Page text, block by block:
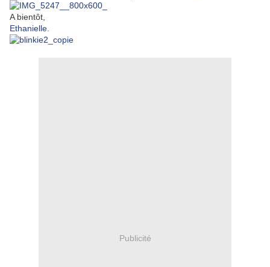
A bientôt,
Ethanielle.
Publicité